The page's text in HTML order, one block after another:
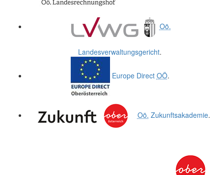
Oö.
Landesverwaltungsgericht.
Europe Direct OÖ.
Oö. Zukunftsakademie.